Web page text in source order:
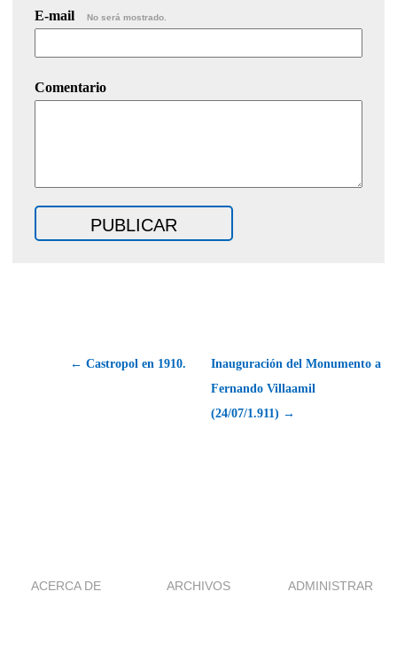
E-mail No será mostrado.
Comentario
← Castropol en 1910.
Inauguración del Monumento a
Fernando Villaamil
(24/07/1.911) →
ACERCA DE ARCHIVOS ADMINISTRAR